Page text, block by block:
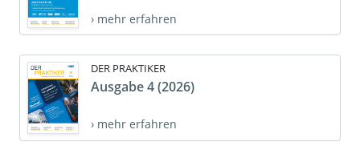
› mehr erfahren
DER PRAKTIKER
Ausgabe 4 (2026)
› mehr erfahren